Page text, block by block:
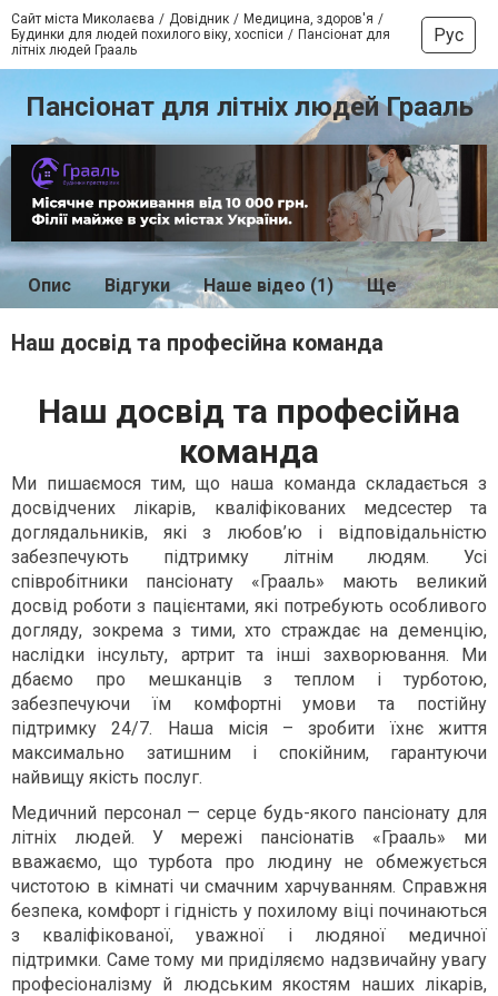
Сайт міста Миколаєва Довідник
Медицина, здоров'я
Будинки для людей похилого віку, хоспіси
Пансіонат для
літніх людей Грааль
Рус
Пансіонат для літніх людей Грааль
Опис Відгуки Наше відео (1) Ще
Наш досвід та професійна команда
Наш досвід та професійна
команда
Ми пишаємося тим, що наша команда складається з
досвідчених лікарів, кваліфікованих медсестер та
доглядальників, які з любов’ю і відповідальністю
забезпечують підтримку літнім людям. Усі
співробітники пансіонату «Грааль» мають великий
досвід роботи з пацієнтами, які потребують особливого
догляду, зокрема з тими, хто страждає на деменцію,
наслідки інсульту, артрит та інші захворювання. Ми
дбаємо про мешканців з теплом і турботою,
забезпечуючи їм комфортні умови та постійну
підтримку 24/7. Наша місія – зробити їхнє життя
максимально затишним і спокійним, гарантуючи
найвищу якість послуг.
Медичний персонал — серце будь-якого пансіонату для
літніх людей. У мережі пансіонатів «Грааль» ми
вважаємо, що турбота про людину не обмежується
чистотою в кімнаті чи смачним харчуванням. Справжня
безпека, комфорт і гідність у похилому віці починаються
з кваліфікованої, уважної і людяної медичної
підтримки. Саме тому ми приділяємо надзвичайну увагу
професіоналізму й людським якостям наших лікарів,